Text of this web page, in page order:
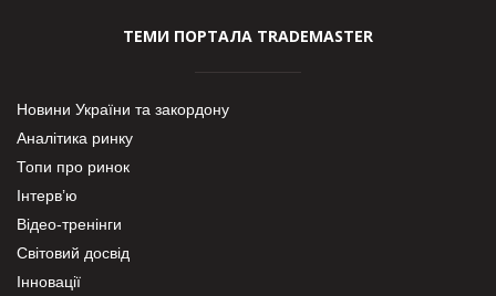
ТЕМИ ПОРТАЛА TRADEMASTER
Новини України та закордону
Аналітика ринку
Топи про ринок
Інтерв’ю
Відео-тренінги
Світовий досвід
Інновації